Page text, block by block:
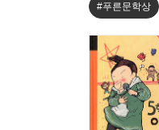
#푸른문학상